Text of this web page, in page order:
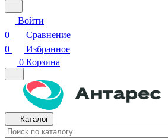
Войти
0
Сравнение
0
Избранное
0 Корзина
Каталог